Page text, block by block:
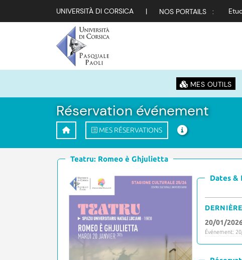
UNIVERSITÀ DI CORSICA | NOS PORTAILS :
MES OUTILS
Réservation événement
MES RÉSERVATIONS
Teatru: Romeo è Ghjulietta
Dates &
20/01/
Événement: